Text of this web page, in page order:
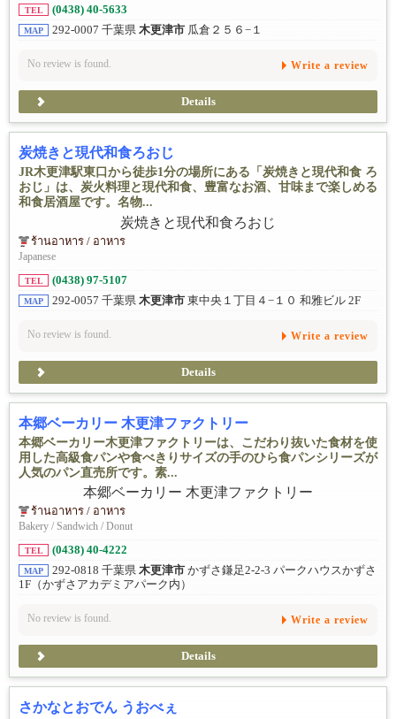
TEL (0438) 40-5633
MAP 292-0007 千葉県 木更津市 瓜倉２５６−１
No review is found. Write a review
Details
炭焼きと現代和食ろおじ
JR木更津駅東口から徒歩1分の場所にある「炭焼きと現代和食 ろ
おじ」は、炭火料理と現代和食、豊富なお酒、甘味まで楽しめる
和食居酒屋です。名物...
ร้านอาหาร / อาหาร
Japanese
TEL (0438) 97-5107
MAP 292-0057 千葉県 木更津市 東中央１丁目４−１０ 和雅ビル 2F
No review is found. Write a review
Details
本郷ベーカリー 木更津ファクトリー
本郷ベーカリー木更津ファクトリーは、こだわり抜いた食材を使
用した高級食パンや食べきりサイズの手のひら食パンシリーズが
人気のパン直売所です。素...
ร้านอาหาร / อาหาร
Bakery / Sandwich / Donut
TEL (0438) 40-4222
MAP 292-0818 千葉県 木更津市 かずさ鎌足2-2-3 パークハウスかずさ
1F（かずさアカデミアパーク内）
No review is found. Write a review
Details
さかなとおでん うおべぇ